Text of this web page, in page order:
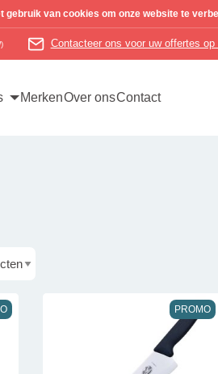
Contacteer ons voor uw offertes op
MerkenOver onsContact
PROMO
gebruik van cookies om onze website te